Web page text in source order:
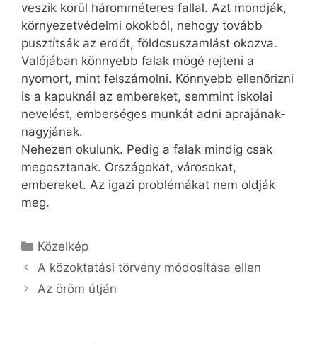
veszik körül háromméteres fallal. Azt mondják,
környezetvédelmi okokból, nehogy tovább
pusztítsák az erdőt, földcsuszamlást okozva.
Valójában könnyebb falak mögé rejteni a
nyomort, mint felszámolni. Könnyebb ellenőrizni
is a kapuknál az embereket, semmint iskolai
nevelést, emberséges munkát adni aprajának-
nagyjának.
Nehezen okulunk. Pedig a falak mindig csak
megosztanak. Országokat, városokat,
embereket. Az igazi problémákat nem oldják
meg.
Kategória
Közelkép
A közoktatási törvény módosítása ellen
Az öröm útján